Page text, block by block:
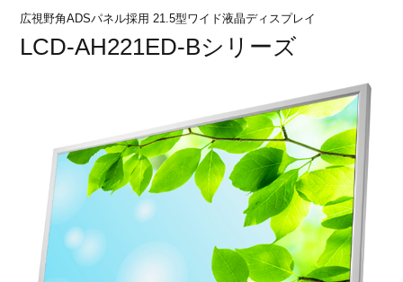
広視野角ADSパネル採用 21.5型ワイド液晶ディスプレイ
LCD-AH221ED-Bシリーズ